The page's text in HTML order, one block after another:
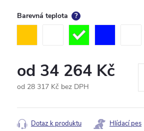
Barevná teplota ?
od 34 264 Kč
od 28 317 Kč bez DPH
cena:
Dotaz k produktu Hlídací pes